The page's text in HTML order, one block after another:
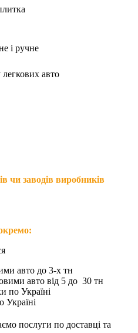
і ручне
легкових авто
заводів виробників
:
авто до 3-х тн
авто від 5 до 30 тн
по Україні
Україні
послуги по доставці та